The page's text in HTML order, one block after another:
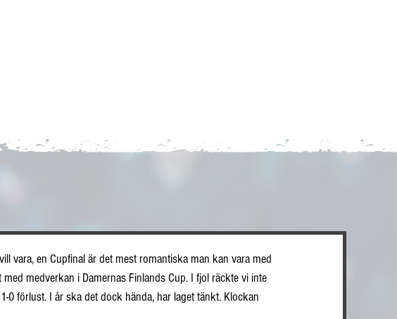
vara, en Cupfinal är det mest romantiska man kan vara med
medverkan i Damernas Finlands Cup. I fjol räckte vi inte
0 förlust. I år ska det dock hända, har laget tänkt. Klockan